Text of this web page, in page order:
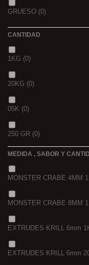
GOLDEN X
GRUESO (0)
CANTIDAD
1KG (0)
20KG (0)
05K (0)
250 GR (0)
MEDIDA , SABOR Y
MONSTER CRABE 4MM
MONSTER CRABE 8MM
EXTRUDES KRILL 6mm
EXTRUDES KRILL 6mm